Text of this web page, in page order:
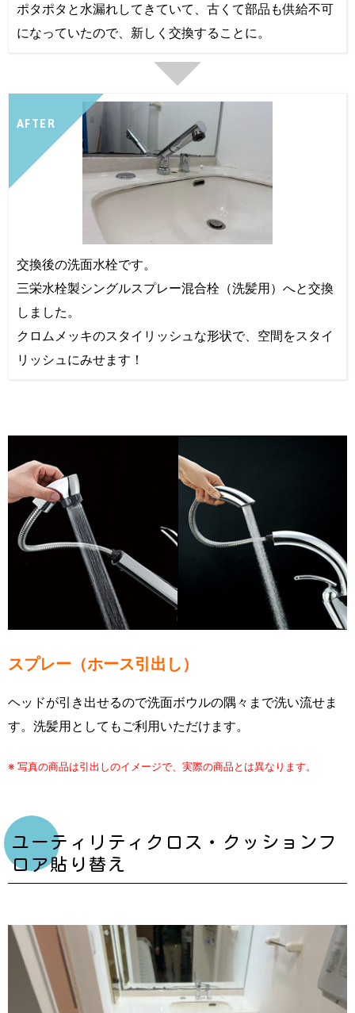
ポタポタと水漏れしてきていて、古くて部品も供給不可
になっていたので、新しく交換することに。
AFTER
交換後の洗面水栓です。
三栄水栓製シングルスプレー混合栓（洗髪用）へと交換
しました。
クロムメッキのスタイリッシュな形状で、空間をスタイ
リッシュにみせます！
スプレー（ホース引出し）
ヘッドが引き出せるので洗面ボウルの隅々まで洗い流せま
す。洗髪用としてもご利用いただけます。
※ 写真の商品は引出しのイメージで、実際の商品とは異なります。
ユーティリティクロス・クッションフ
ロア貼り替え